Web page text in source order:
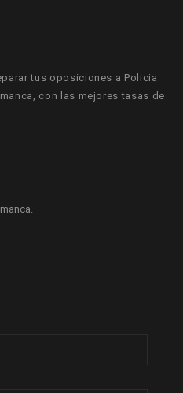
tus oposiciones a Policia
con las mejores tasas de